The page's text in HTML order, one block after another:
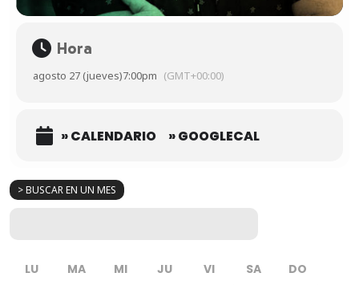
> BUSCAR EN UN MES
LU MA MI JU VI SA DO
Hora
agosto 27 (jueves)7:00pm (GMT+00:00)
» CALENDARIO » GOOGLECAL